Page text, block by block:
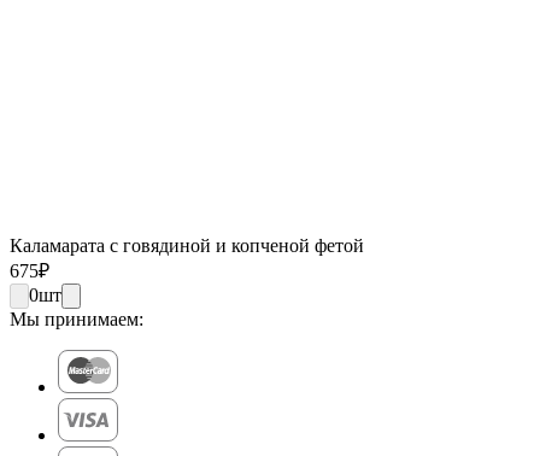
Каламарата с говядиной и копченой фетой
675₽
0шт
Мы принимаем: